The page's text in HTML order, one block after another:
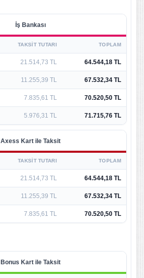
İş Bankası
TAKSIT TUTARI TOPLAM
21.514,73 TL 64.544,18 TL
11.255,39 TL 67.532,34 TL
7.835,61 TL 70.520,50 TL
5.976,31 TL 71.715,76 TL
Axess Kart ile Taksit
TAKSIT TUTARI TOPLAM
21.514,73 TL 64.544,18 TL
11.255,39 TL 67.532,34 TL
7.835,61 TL 70.520,50 TL
Bonus Kart ile Taksit